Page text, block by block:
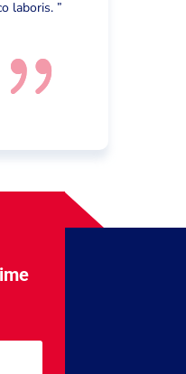
laboris. ”